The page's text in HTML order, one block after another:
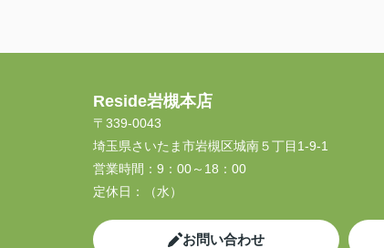
Reside岩槻本店
〒339-0043
埼玉県さいたま市岩槻区城南５丁目1-9-1
営業時間： 9：00～18：00
定休日：
（水）
お問い合わせ